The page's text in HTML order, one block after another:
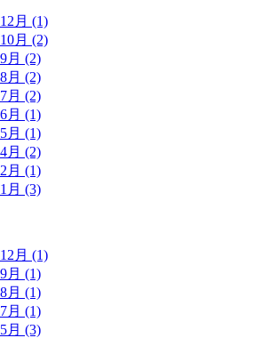
月 (1)
月 (2)
月 (2)
月 (2)
月 (2)
月 (1)
月 (1)
月 (2)
月 (1)
月 (3)
月 (1)
月 (1)
月 (1)
月 (1)
月 (3)